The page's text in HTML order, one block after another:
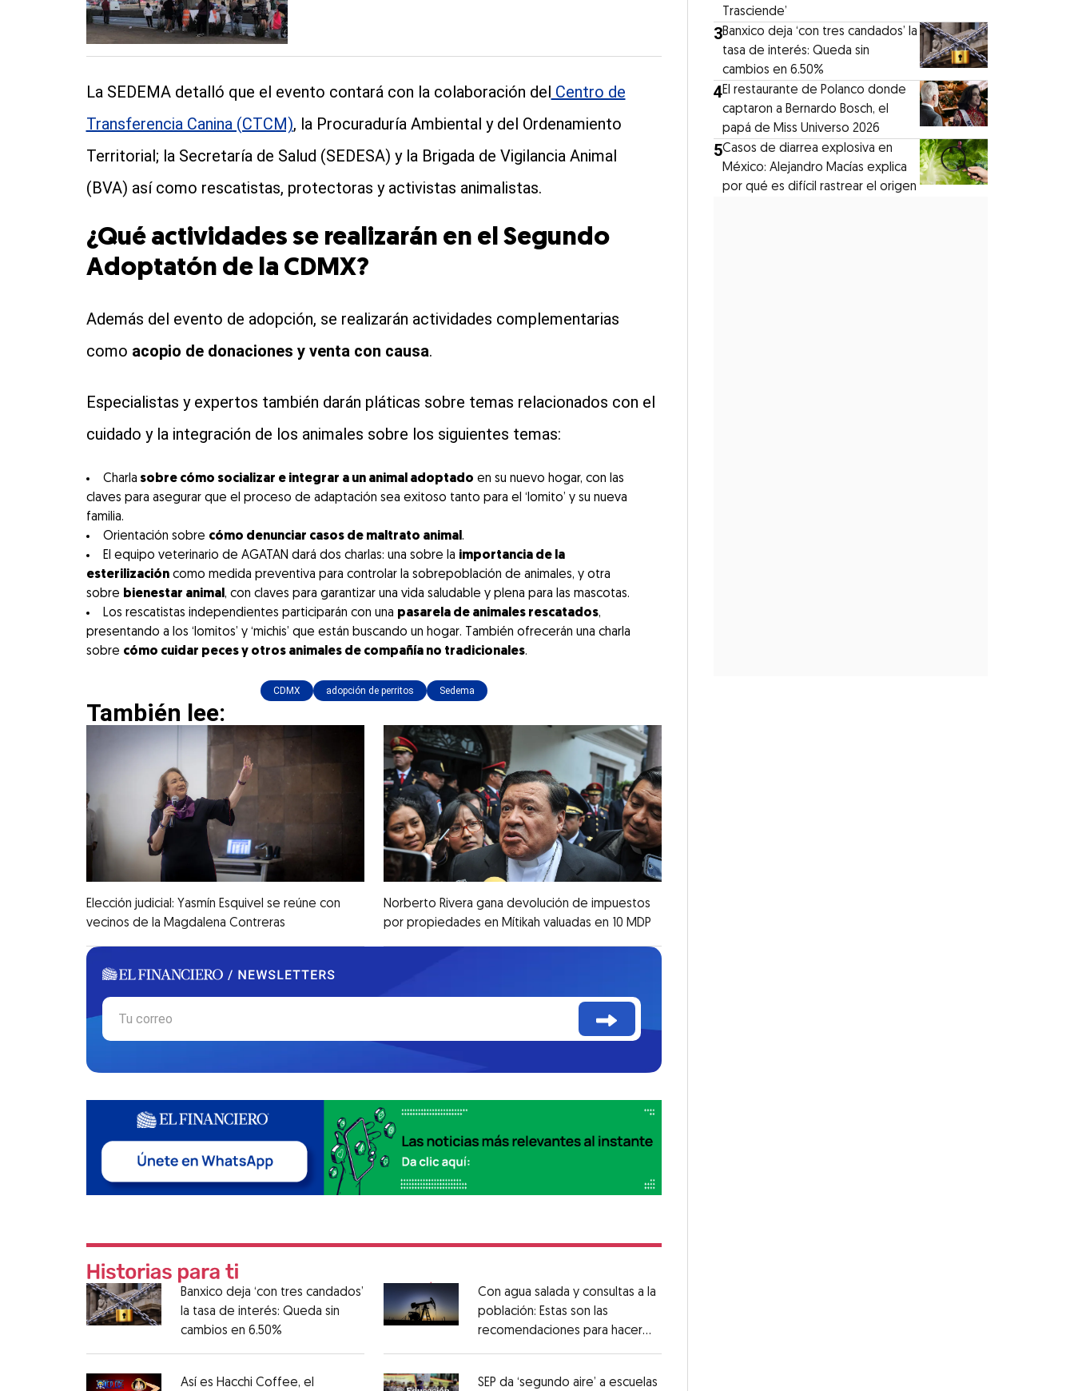
La SEDEMA detalló que el evento contará con la colaboración del Centro de
Transferencia Canina (CTCM), la Procuraduría Ambiental y del Ordenamiento
Territorial; la Secretaría de Salud (SEDESA) y la Brigada de Vigilancia Animal
(BVA) así como rescatistas, protectoras y activistas animalistas.
¿Qué actividades se realizarán en el Segundo
Adoptatón de la CDMX?
Además del evento de adopción, se realizarán actividades complementarias
como acopio de donaciones y venta con causa.
Especialistas y expertos también darán pláticas sobre temas relacionados con el
cuidado y la integración de los animales sobre los siguientes temas:
Charla sobre cómo socializar e integrar a un animal adoptado en su nuevo hogar, con las
claves para asegurar que el proceso de adaptación sea exitoso tanto para el ‘lomito’ y su nueva
familia.
Orientación sobre cómo denunciar casos de maltrato animal.
El equipo veterinario de AGATAN dará dos charlas: una sobre la importancia de la
esterilizacióncomo medida preventiva para controlar la sobrepoblación de animales, y otra
sobre bienestar animal, con claves para garantizar una vida saludable y plena para las mascotas.
Los rescatistas independientes participarán con una pasarela de animales rescatados,
presentando a los ‘lomitos’ y ‘michis’ que están buscando un hogar. También ofrecerán una charla
sobre cómo cuidar peces y otros animales de compañía no tradicionales.
CDMX adopción de perritos Sedema
También lee:
Elección judicial: Yasmín Esquivel se reúne con
vecinos de la Magdalena Contreras
Norberto Rivera gana devolución de impuestos
por propiedades en Mítikah valuadas en 10 MDP
Banxico deja ‘con tres candados’
la tasa de interés: Queda sin
cambios en 6.50%
Con agua salada y consultas a la
población: Estas son las
recomendaciones para hacer
Así es Hacchi Coffee, el SEP da ‘segundo aire’ a escuelas
Trasciende’
3Banxico deja ‘con tres candados’ la
tasa de interés: Queda sin
cambios en 6.50%
4El restaurante de Polanco donde
captaron a Bernardo Bosch, el
papá de Miss Universo 2026
5Casos de diarrea explosiva en
México: Alejandro Macías explica
por qué es difícil rastrear el origen